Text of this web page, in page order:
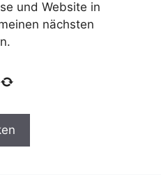
und Website in
nächsten